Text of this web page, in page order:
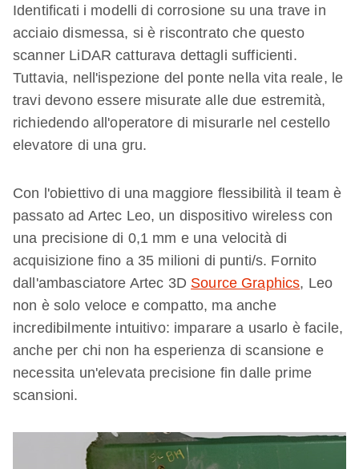
Identificati i modelli di corrosione su una trave in
acciaio dismessa, si è riscontrato che questo
scanner LiDAR catturava dettagli sufficienti.
Tuttavia, nell'ispezione del ponte nella vita reale, le
travi devono essere misurate alle due estremità,
richiedendo all'operatore di misurarle nel cestello
elevatore di una gru.
Con l'obiettivo di una maggiore flessibilità il team è
passato ad Artec Leo, un dispositivo wireless con
una precisione di 0,1 mm e una velocità di
acquisizione fino a 35 milioni di punti/s. Fornito
dall'ambasciatore Artec 3D Source Graphics, Leo
non è solo veloce e compatto, ma anche
incredibilmente intuitivo: imparare a usarlo è facile,
anche per chi non ha esperienza di scansione e
necessita un'elevata precisione fin dalle prime
scansioni.